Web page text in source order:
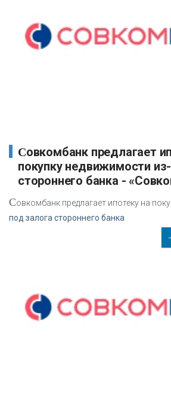
Совкомбанк предлагает ипотеку на
покупку недвижимости
стороннего банка -
Совкомбанк предлагает ипотеку на
под залога стороннего банка